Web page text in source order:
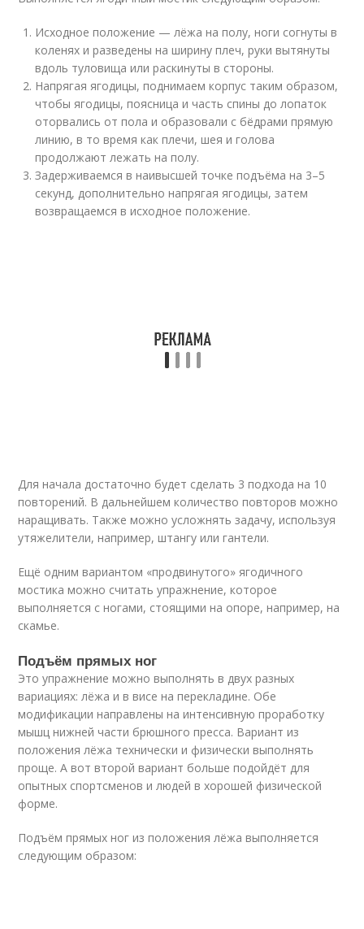
Исходное положение — лёжа на полу, ноги согнуты в
коленях и разведены на ширину плеч, руки вытянуты
вдоль туловища или раскинуты в стороны.
Напрягая ягодицы, поднимаем корпус таким образом,
чтобы ягодицы, поясница и часть спины до лопаток
оторвались от пола и образовали с бёдрами прямую
линию, в то время как плечи, шея и голова
продолжают лежать на полу.
Задерживаемся в наивысшей точке подъёма на 3–5
секунд, дополнительно напрягая ягодицы, затем
возвращаемся в исходное положение.
Для начала достаточно будет сделать 3 подхода на 10
повторений. В дальнейшем количество повторов можно
наращивать. Также можно усложнять задачу, используя
утяжелители, например, штангу или гантели.
Ещё одним вариантом «продвинутого» ягодичного
мостика можно считать упражнение, которое
выполняется с ногами, стоящими на опоре, например, на
скамье.
Подъём прямых ног
Это упражнение можно выполнять в двух разных
вариациях: лёжа и в висе на перекладине. Обе
модификации направлены на интенсивную проработку
мышц нижней части брюшного пресса. Вариант из
положения лёжа технически и физически выполнять
проще. А вот второй вариант больше подойдёт для
опытных спортсменов и людей в хорошей физической
форме.
Подъём прямых ног из положения лёжа выполняется
следующим образом: